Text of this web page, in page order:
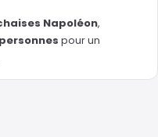
Napoléon,
pour un